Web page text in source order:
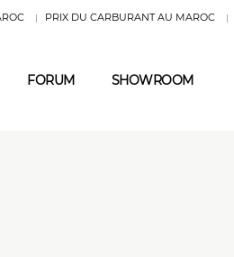
PRIX DU CARBURANT AU MAROC
FORUM SHOWROOM